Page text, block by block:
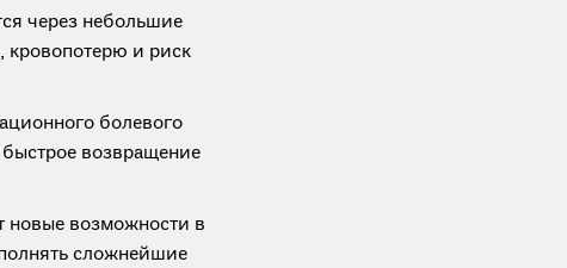
через небольшие
кровопотерю и риск
болевого
возвращение
новые возможности в
сложнейшие